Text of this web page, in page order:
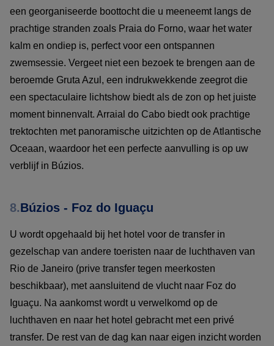
een georganiseerde boottocht die u meeneemt langs de
prachtige stranden zoals Praia do Forno, waar het water
kalm en ondiep is, perfect voor een ontspannen
zwemsessie. Vergeet niet een bezoek te brengen aan de
beroemde Gruta Azul, een indrukwekkende zeegrot die
een spectaculaire lichtshow biedt als de zon op het juiste
moment binnenvalt. Arraial do Cabo biedt ook prachtige
trektochten met panoramische uitzichten op de Atlantische
Oceaan, waardoor het een perfecte aanvulling is op uw
verblijf in Búzios.
8.Búzios - Foz do Iguaçu
U wordt opgehaald bij het hotel voor de transfer in
gezelschap van andere toeristen naar de luchthaven van
Rio de Janeiro (prive transfer tegen meerkosten
beschikbaar), met aansluitend de vlucht naar Foz do
Iguaçu. Na aankomst wordt u verwelkomd op de
luchthaven en naar het hotel gebracht met een privé
transfer. De rest van de dag kan naar eigen inzicht worden